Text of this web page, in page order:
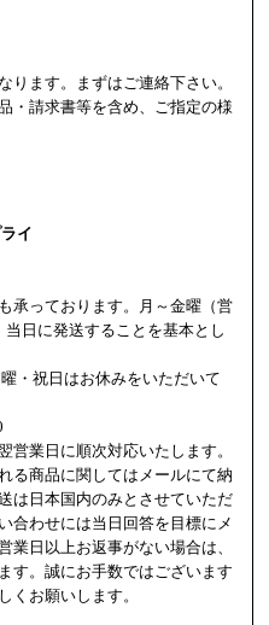
ります。まずはご連絡下さい。
・請求書等を含め、ご指定の様
イ
承っております。月～金曜（営
日に発送することを基本とし
・祝日はお休みをいただいて
営業日に順次対応いたします。
る商品に関してはメールにて納
は日本国内のみとさせていただ
わせには当日回答を目標にメ
業日以上お返事がない場合は、
す。誠にお手数ではございます
くお願いします。